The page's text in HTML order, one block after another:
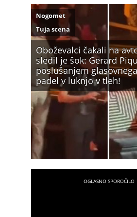
Oboževalci čakali na
sledil je šok: Gerard
poslušanjem
padel v luknjo v tleh!
Nogomet
Tuja scena